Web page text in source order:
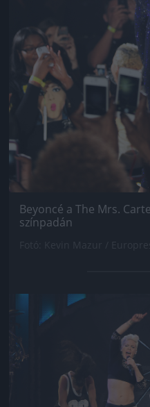
Beyoncé a The Mrs.
színpadán
Jön